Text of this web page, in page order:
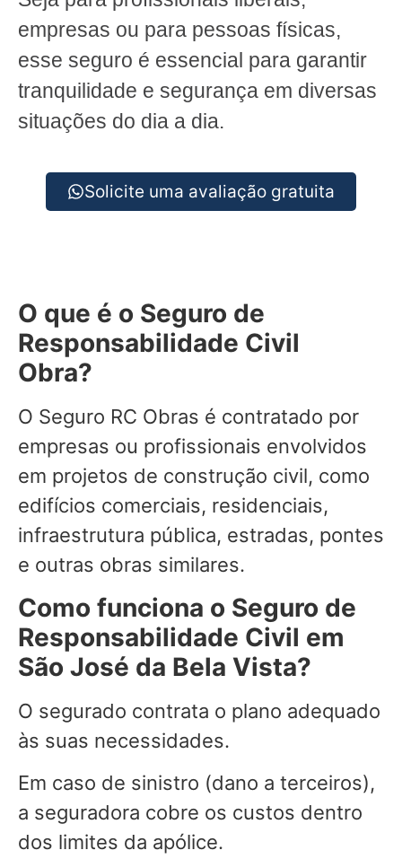
empresas ou para pessoas físicas,
esse seguro é essencial para garantir
tranquilidade e segurança em diversas
situações do dia a dia.
Solicite uma avaliação gratuita
O que é o Seguro de
Responsabilidade Civil
Obra?
O Seguro RC Obras é contratado por
empresas ou profissionais envolvidos
em projetos de construção civil, como
edifícios comerciais, residenciais,
infraestrutura pública, estradas, pontes
e outras obras similares.
Como funciona o Seguro de
Responsabilidade Civil em
São José da Bela Vista?
O segurado contrata o plano adequado
às suas necessidades.
Em caso de sinistro (dano a terceiros),
a seguradora cobre os custos dentro
dos limites da apólice.